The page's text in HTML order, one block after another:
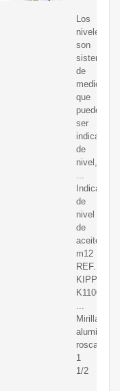
Los
niveles
son
sistemas
de
medición
que
pueden
ser
de
nivel,
Indicador
de
nivel
de
aceite
m12
REF.
KIPP
Mirilla
aluminio
rosca
1
1/2